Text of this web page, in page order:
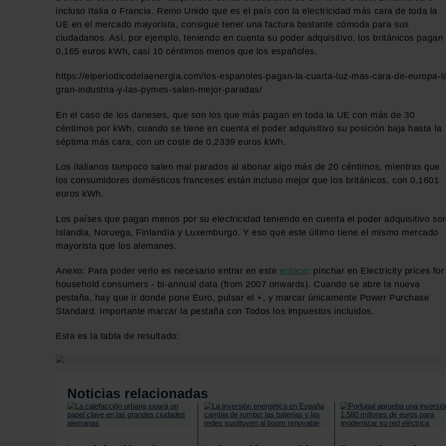
incluso Italia o Francia. Reino Unido que es el país con la electricidad más cara de toda la
UE en el mercado mayorista, consigue tener una factura bastante cómoda para sus
ciudadanos. Así, por ejemplo, teniendo en cuenta su poder adquisitivo, los británicos pagan
0,165 euros kWh, casi 10 céntimos menos que los españoles.
https://elperiodicodelaenergia.com/los-espanoles-pagan-la-cuarta-luz-mas-cara-de-europa-
gran-industria-y-las-pymes-salen-mejor-paradas/
En el caso de los daneses, que son los que más pagan en toda la UE con más de 30
céntimos por kWh, cuando se tiene en cuenta el poder adquisitivo su posición baja hasta la
séptima más cara, con un coste de 0,2339 euros kWh.
Los italianos tampoco salen mal parados al abonar algo más de 20 céntimos, mientras que
los consumidores domésticos franceses están incluso mejor que los británicos, con 0,1601
euros kWh.
Los países que pagan menos por su electricidad teniendo en cuenta el poder adquisitivo
Islandia, Noruega, Finlandia y Luxemburgo. Y eso que este último tiene el mismo mercado
mayorista que los alemanes.
Anexo: Para poder verlo es necesario entrar en este enlace: pinchar en Electricity prices for
household consumers - bi-annual data (from 2007 onwards). Cuando se abre la nueva
pestaña, hay que ir donde pone Euro, pulsar el +, y marcar únicamente Power Purchase
Standard. Importante marcar la pestaña con Todos los impuestos incluidos.
Esta es la tabla de resultado:
Noticias relacionadas